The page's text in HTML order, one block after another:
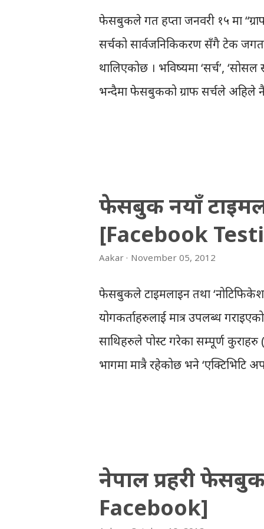
नेताहरु जाग्नुपर्छ । लोकमान
दिनुभन्दा, आफ्ना पार्टि कार्यालय घेरा...
फेसबुकले गत हप्ता जनवरी १५ मा
सर्चको सार्वजनिकिकरण सँगै टेक
थालिएकोछ । भविष्यमा ‘सर्च’,
भन्दैमा फेसबुकको ग्राफ सर्चले अहिले
फेसबुक ग्राफ सर्चका पक्ष विपक्षमा
फेसबुक ग्राफ सर्च चलाउँदाका केही
अत्यन्तै नौलो र आश्चार्यजनक कुरा
फेसबुक नयाँ
[Facebook
Aakar November 05, 2012
फेसबुकले टाइमलाइन तथा
प्रयोगकर्ताहरुलाई मात्र उपलब्ध
साथिहरुले पोस्ट गरेका सम्पूर्ण कुराहरु
भागमा मात्रै रहेकोछ भने ‘एक्टिभिटि
पेजको दायाँ साइडको माथिल्लो
सर्चवारमा पनि थोरै परिवर्तन
नेपाल प्रहरी
Facebook]